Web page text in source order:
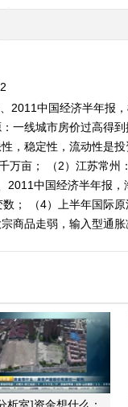
2011中国经济半年报
一线城市房价过高得
，稳定性，流动性是
万亩； （2）江苏常
2011中国经济半年报
； （4）上半年国际
商品走弱，输入型通